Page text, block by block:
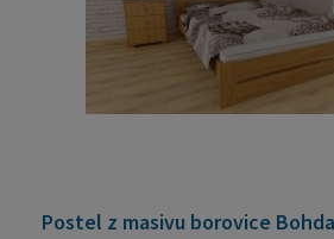
Postel z masivu borovice